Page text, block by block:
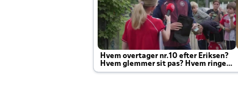
Hvem overtager nr.10 efter Eriksen?
Hvem glemmer sit pas? Hvem ringer
Joachim altid til efter kampe?